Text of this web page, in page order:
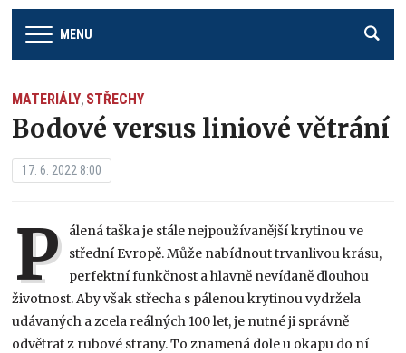
MENU
MATERIÁLY, STŘECHY
Bodové versus liniové větrání
17. 6. 2022 8:00
P álená taška je stále nejpoužívanější krytinou ve
střední Evropě. Může nabídnout trvanlivou krásu,
perfektní funkčnost a hlavně nevídaně dlouhou
životnost. Aby však střecha s pálenou krytinou vydržela
udávaných a zcela reálných 100 let, je nutné ji správně
odvětrat z rubové strany. To znamená dole u okapu do ní